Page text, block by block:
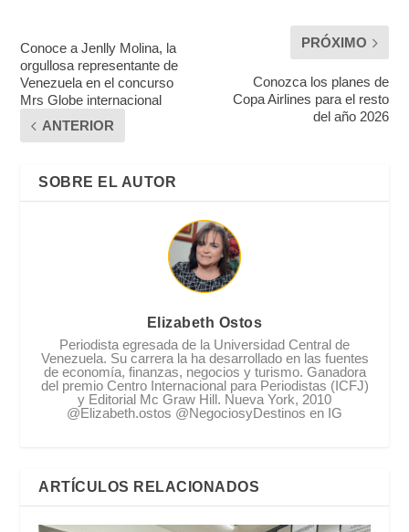
Conoce a Jenlly Molina, la
orgullosa representante de
Venezuela en el concurso
Mrs Globe internacional
ANTERIOR
PRÓXIMO
Conozca los planes de
Copa Airlines para el resto
del año 2026
SOBRE EL AUTOR
Elizabeth Ostos
Periodista egresada de la Universidad Central de
Venezuela. Su carrera la ha desarrollado en las fuentes
de economía, finanzas, negocios y turismo. Ganadora
del premio Centro Internacional para Periodistas (ICFJ)
y Editorial Mc Graw Hill. Nueva York, 2010
@Elizabeth.ostos @NegociosyDestinos en IG
ARTÍCULOS RELACIONADOS